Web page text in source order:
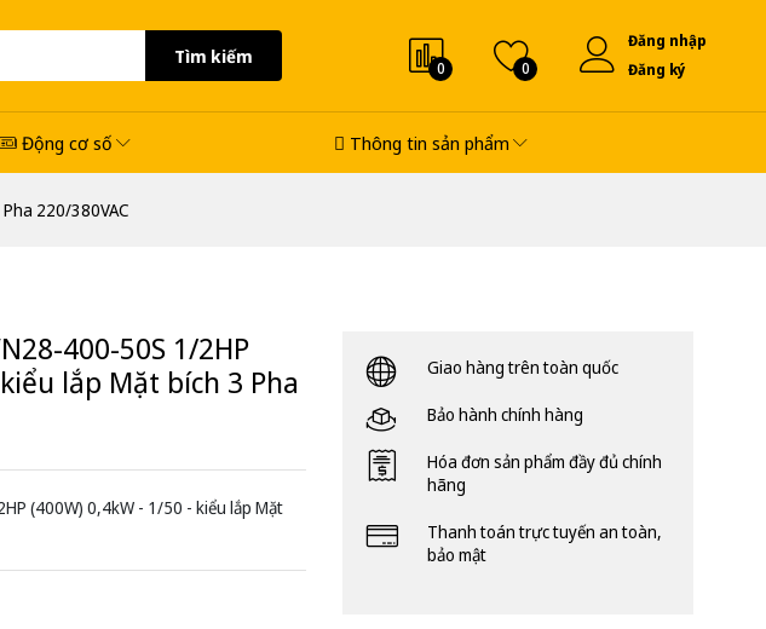
Tìm kiếm
0 0
Đăng nhập
Đăng ký
Động cơ số Thông tin sản phẩm
220/380VAC
400-50S 1/2HP
lắp Mặt bích 3 Pha
(400W) 0,4kW - 1/50 - kiểu lắp Mặt
Giao hàng trên toàn quốc
Bảo hành chính hàng
Hóa đơn sản phẩm đầy đủ chính
hãng
Thanh toán trực tuyến an toàn,
bảo mật